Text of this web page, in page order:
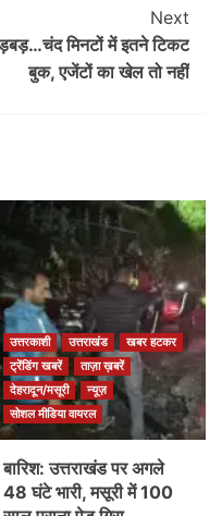
Next
मिनटों में इतने टिकट
बुक, एजेंटों का खेल तो नहीं
उत्तरकाशी उत्तराखंड
खबर हटकर
ट्रेंडिंग खबरें
ताज़ा ख़बरें
देहरादून/मसूरी
न्यूज़
सोशल मीडिया वायरल
बारिश: उत्तराखंड पर अगले
48 घंटे भारी, मसूरी में 100